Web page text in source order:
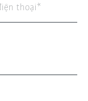
thoại